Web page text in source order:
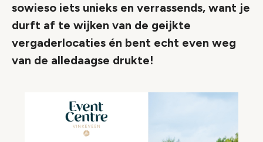
sowieso iets unieks en verrassends, want je
durft af te wijken van de geijkte
vergaderlocaties én bent echt even weg
van de alledaagse drukte!